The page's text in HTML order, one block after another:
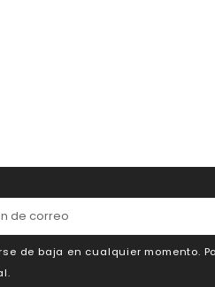
de baja en cualquier momento.